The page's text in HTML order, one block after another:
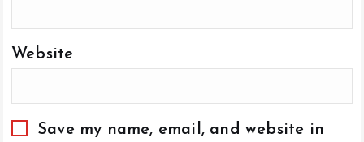
Website
Save my name, email, and website in